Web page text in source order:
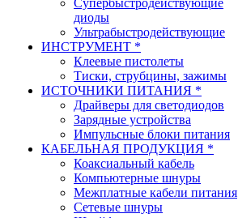
Супербыстродействующие
диоды
Ультрабыстродействующие
ИНСТРУМЕНТ *
Клеевые пистолеты
Тиски, струбцины, зажимы
ИСТОЧНИКИ ПИТАНИЯ *
Драйверы для светодиодов
Зарядные устройства
Импульсные блоки питания
КАБЕЛЬНАЯ ПРОДУКЦИЯ *
Коаксиальный кабель
Компьютерные шнуры
Межплатные кабели питания
Сетевые шнуры